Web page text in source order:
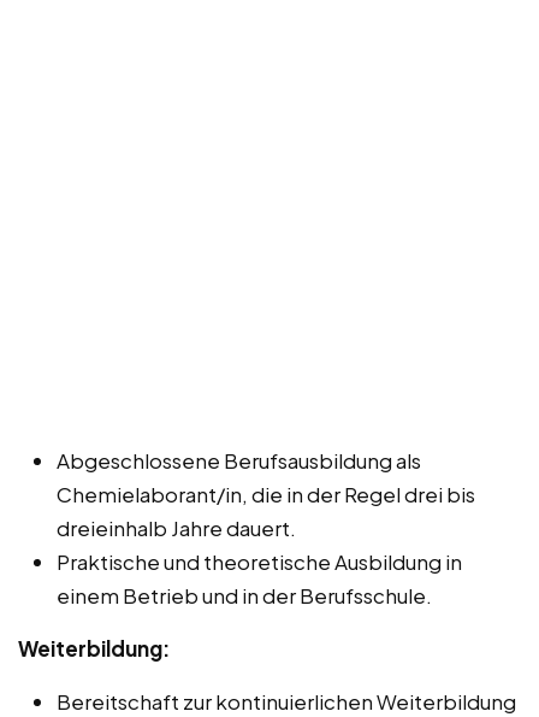
Abgeschlossene Berufsausbildung als
Chemielaborant/in, die in der Regel drei bis
dreieinhalb Jahre dauert.
Praktische und theoretische Ausbildung in
einem Betrieb und in der Berufsschule.
Weiterbildung:
Bereitschaft zur kontinuierlichen Weiterbildung